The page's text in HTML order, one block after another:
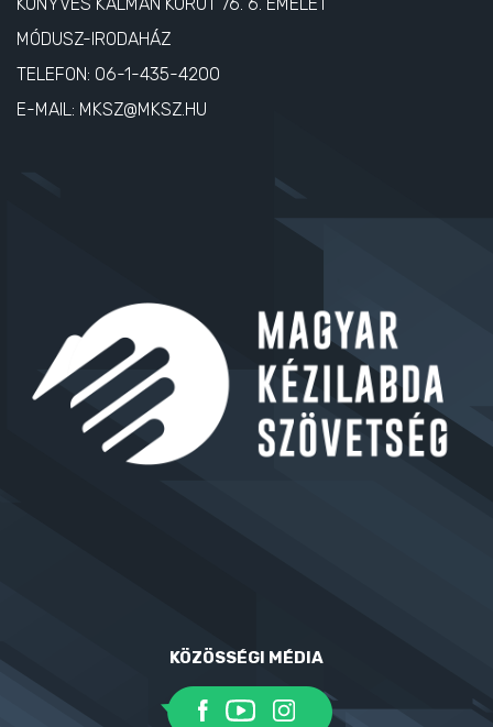
KÖNYVES KÁLMÁN KÖRÚT 76. 6. EMELET
MÓDUSZ-IRODAHÁZ
TELEFON: 06-1-435-4200
E-MAIL: MKSZ@MKSZ.HU
KÖZÖSSÉGI MÉDIA